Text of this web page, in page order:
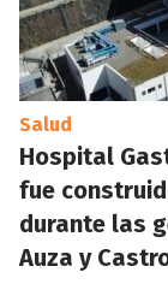
Salud
Hospital
fue
durante las
Auza y